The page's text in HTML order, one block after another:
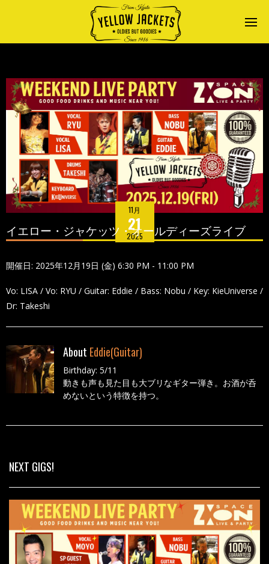
11月
21
2025
イエロー・ジャケッツ・オールディーズライブ
開催日: 2025年12月19日 (金) 6:30 PM - 11:00 PM
Vo: LISA / Vo: RYU / Guitar: Eddie / Bass: Nobu / Key: KieUniverse /
Dr: Takeshi
About Eddie(Guitar)
Birthday: 5/11
動きも声も見た目も大ブリなギター弾き。お酒が呑
めないという特徴を持つ。
NEXT GIGS!